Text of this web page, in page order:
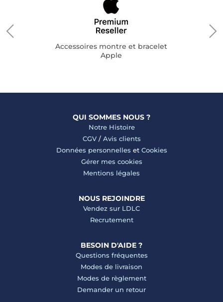
Accessoires montre et bracelet
Apple
QUI SOMMES NOUS ?
Notre Histoire
CGV/ Avis clients
Données personnelles et Cookies
Gérer mes cookies
Mentions légales
NOUS REJOINDRE
Vendez sur LDLC
Recrutement
BESOIN D'AIDE ?
Questions fréquentes
Modes de livraison
Modes de règlement
Demander un retour